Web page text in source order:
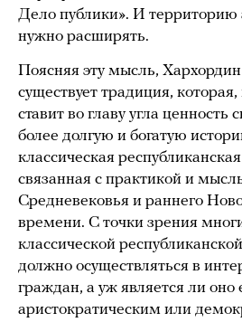
Дело публики». И территорию
нужно расширять.
Поясняя эту мысль,
существует традиция,
ставит во главу угла ценность
более долгую и богатую
классическая
связанная с практикой и
Средневековья и раннего
времени. С точки зрения
классической
должно осуществляться в
граждан, а уж является ли
аристократическим или